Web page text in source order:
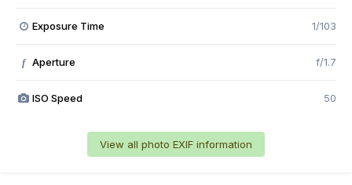
Exposure Time 1/103
f Aperture f/1.7
ISO Speed 50
View all photo EXIF information